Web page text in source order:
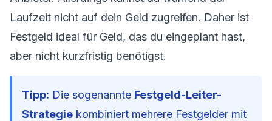
Laufzeit nicht auf dein Geld zugreifen. Daher ist
Festgeld ideal für Geld, das du eingeplant hast,
aber nicht kurzfristig benötigst.
Tipp: Die sogenannte Festgeld-Leiter-
Strategie kombiniert mehrere Festgelder mit